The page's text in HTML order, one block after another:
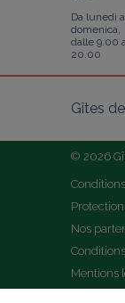
Da lunedì a
domenica,
dalle 9.00
20.00
Gîtes
© 2026
Nos
Mentions